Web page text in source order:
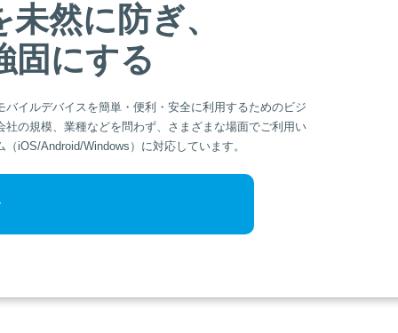
然に防ぎ、
固にする
イルデバイスを簡単・便利・安全に利用するためのビジ
の規模、業種などを問わず、さまざまな場面でご利用い
iOS/Android/Windows）に対応しています。